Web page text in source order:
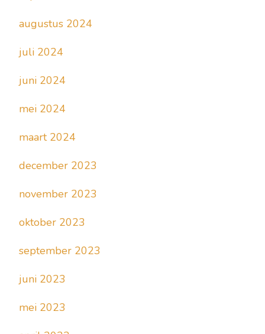
augustus 2024
juli 2024
juni 2024
mei 2024
maart 2024
december 2023
november 2023
oktober 2023
september 2023
juni 2023
mei 2023